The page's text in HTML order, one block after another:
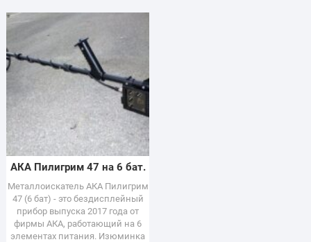
АКА Пилигрим 47 на 6 бат.
Металлоискатель АКА Пилигрим
47 (6 бат) - это бездисплейный
прибор выпуска 2017 года от
фирмы АКА, работающий на 6
элементах питания. Изюминка